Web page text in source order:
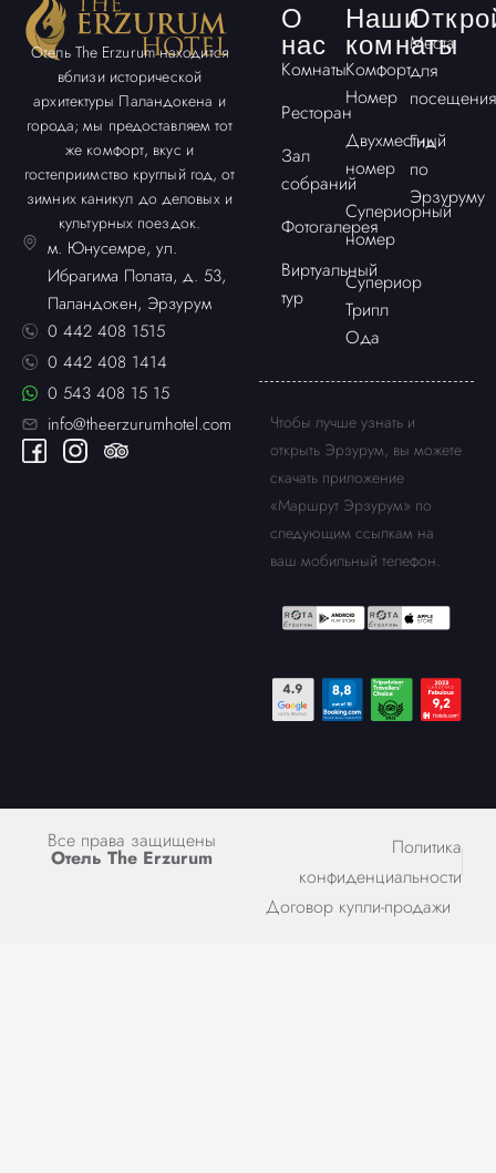
Отель The Erzurum находится
вблизи исторической
архитектуры Паландокена и
города; мы предоставляем тот
же комфорт, вкус и
гостеприимство круглый год, от
зимних каникул до деловых и
культурных поездок.
м. Юнусемре, ул.
Ибрагима Полата, д. 53,
Паландокен, Эрзурум
0 442 408 1515
0 442 408 1414
0 543 408 15 15
info@theerzurumhotel.com
О
нас
Комнаты
Ресторан
Зал
собраний
Фотогалерея
Виртуальный
тур
Наши
комнаты
Комфорт
Номер
Двухместный
номер
Супериорный
номер
Супериор
Трипл
Ода
Места
для
посещения
Гид
по
Эрзуруму
Чтобы лучше узнать и
открыть Эрзурум, вы можете
скачать приложение
«Маршрут Эрзурум» по
следующим ссылкам на
ваш мобильный телефон.
Все права защищены
Отель The Erzurum
Политика
конфиденциальности
Договор купли-продажи